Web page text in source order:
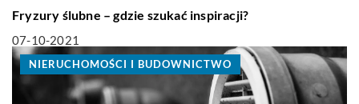
Fryzury ślubne – gdzie szukać inspiracji?
07-10-2021
NIERUCHOMOŚCI I BUDOWNICTWO